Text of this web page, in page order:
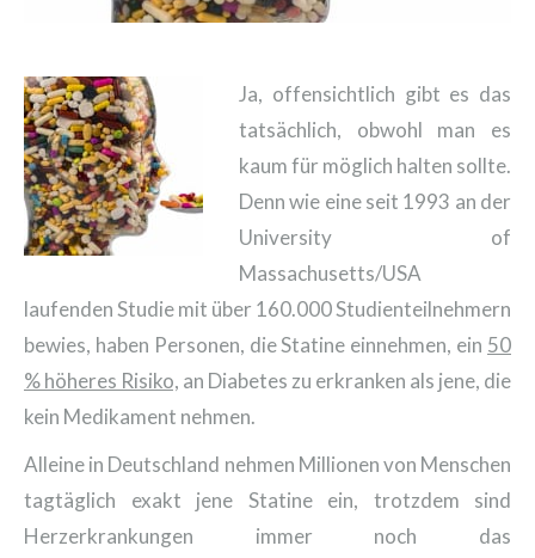
Ja, offensichtlich gibt es das
tatsächlich, obwohl man es
kaum für möglich halten sollte.
Denn wie eine seit 1993 an der
University of
Massachusetts/USA
laufenden Studie mit über 160.000 Studienteilnehmern
bewies, haben Personen, die Statine einnehmen, ein 50
% höheres Risiko, an Diabetes zu erkranken als jene, die
kein Medikament nehmen.
Alleine in Deutschland nehmen Millionen von Menschen
tagtäglich exakt jene Statine ein, trotzdem sind
Herzerkrankungen immer noch das